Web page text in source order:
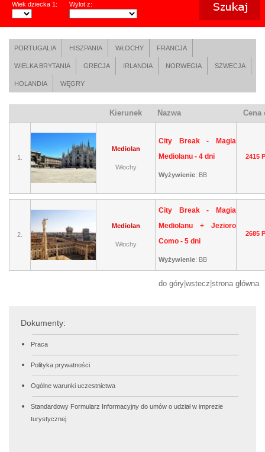
Wiek dziecka 1: Wylot z:
PORTUGALIA HISZPANIA WŁOCHY FRANCJA
WIELKA BRYTANIA GRECJA IRLANDIA NORWEGIA SZWECJA
HOLANDIA WĘGRY
Kierunek Nazwa Cena
1.
Mediolan
Włochy
City Break - Magia
Mediolanu - 4 dni
Wyżywienie: BB
2415
2.
Mediolan
Włochy
City Break - Magia
Mediolanu + Jezioro
Como - 5 dni
Wyżywienie: BB
2685
do góry wstecz strona główna
Dokumenty:
Praca
Polityka prywatności
Ogólne warunki uczestnictwa
Standardowy Formularz Informacyjny do umów o udział w imprezie
turystycznej